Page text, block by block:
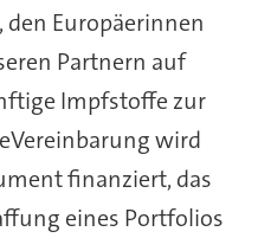
den Europäerinnen
Partnern auf
Impfstoffe zur
wird
finanziert, das
eines Portfolios